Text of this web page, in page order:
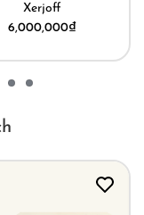
Xerjoff
6,000,000₫